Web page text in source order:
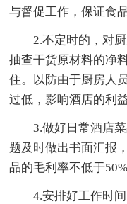
与督促工作，保证食
2.不定时的，对
抽查干货原材料的净
住。以防由于厨房人
过低，影响酒店的利益
3.做好日常酒店
题及时做出书面汇报
品的毛利率不低于50%
4.安排好工作时